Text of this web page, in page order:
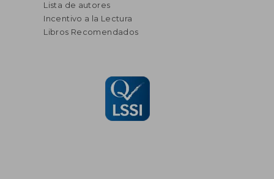
Lista de autores
Incentivo a la Lectura
Libros Recomendados